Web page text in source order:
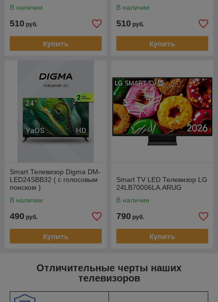
В наличии
510 руб.
Купить
В наличии
510 руб.
Купить
Smart Телевизор Digma DM-
LED24SBB32 ( с голосовым
поиском )
В наличии
490 руб.
Купить
Smart TV LED Телевизор LG
24LB70006LA.ARUG
В наличии
790 руб.
Купить
Отличительные черты наших
телевизоров